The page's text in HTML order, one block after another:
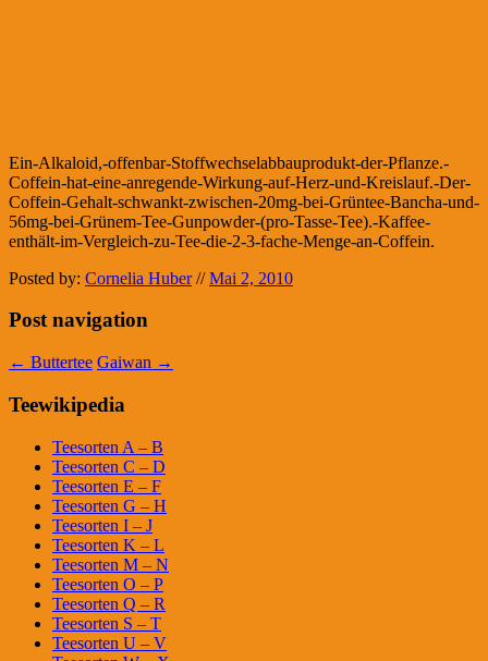
Ein-Alkaloid,-offenbar-Stoffwechselabbauprodukt-der-Pflanze.-
Coffein-hat-eine-anregende-Wirkung-auf-Herz-und-Kreislauf.-Der-
Coffein-Gehalt-schwankt-zwischen-20mg-bei-Grüntee-Bancha-und-
56mg-bei-Grünem-Tee-Gunpowder-(pro-Tasse-Tee).-Kaffee-
enthält-im-Vergleich-zu-Tee-die-2-3-fache-Menge-an-Coffein.
Posted by: Cornelia Huber //Mai 2, 2010
Post navigation
← Buttertee Gaiwan →
Teewikipedia
Teesorten A – B
Teesorten C – D
Teesorten E – F
Teesorten G – H
Teesorten I – J
Teesorten K – L
Teesorten M – N
Teesorten O – P
Teesorten Q – R
Teesorten S – T
Teesorten U – V